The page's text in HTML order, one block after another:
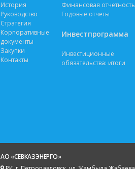
История
Руководство
Стратегия
Корпоративные
документы
Закупки
Контакты
Финансовая отчетность
Годовые отчеты
Инвестпрограмма
Инвестиционные
обязательства: итоги
АО «СЕВКАЗЭНЕРГО»